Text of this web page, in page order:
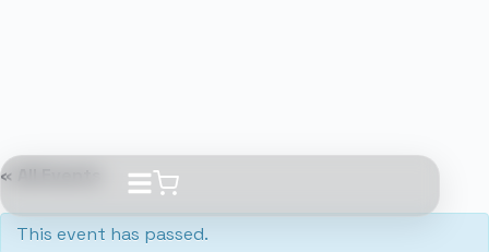
« All Events
This event has passed.